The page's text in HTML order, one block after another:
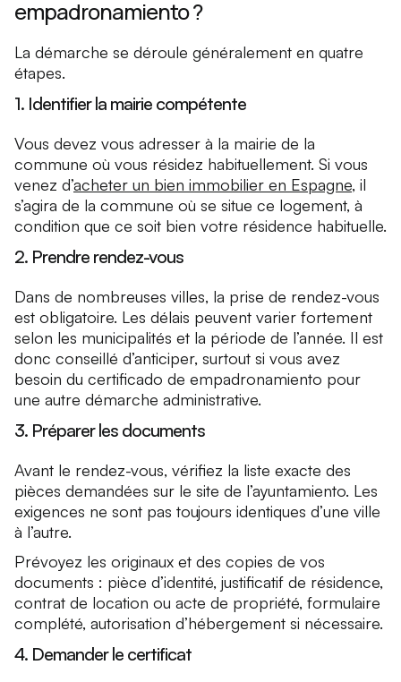
empadronamiento ?
La démarche se déroule généralement en quatre
étapes.
1. Identifier la mairie compétente
Vous devez vous adresser à la mairie de la
commune où vous résidez habituellement. Si vous
venez d’acheter un bien immobilier en Espagne, il
s’agira de la commune où se situe ce logement, à
condition que ce soit bien votre résidence habituelle.
2. Prendre rendez-vous
Dans de nombreuses villes, la prise de rendez-vous
est obligatoire. Les délais peuvent varier fortement
selon les municipalités et la période de l’année. Il est
donc conseillé d’anticiper, surtout si vous avez
besoin du certificado de empadronamiento pour
une autre démarche administrative.
3. Préparer les documents
Avant le rendez-vous, vérifiez la liste exacte des
pièces demandées sur le site de l’ayuntamiento. Les
exigences ne sont pas toujours identiques d’une ville
à l’autre.
Prévoyez les originaux et des copies de vos
documents : pièce d’identité, justificatif de résidence,
contrat de location ou acte de propriété, formulaire
complété, autorisation d’hébergement si nécessaire.
4. Demander le certificat